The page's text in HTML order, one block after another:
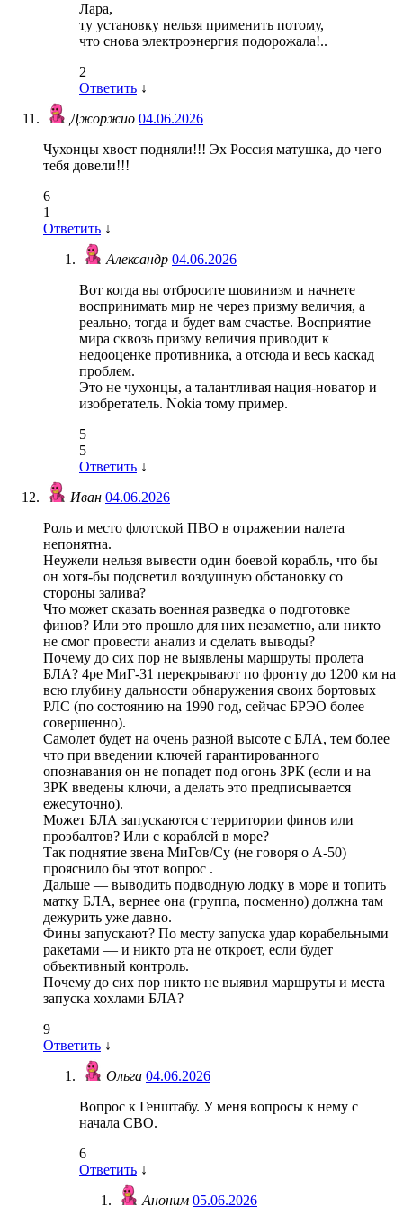
Лара,
ту установку нельзя применить потому,
что снова электроэнергия подорожала!..
2
Ответить ↓
Джоржио 04.06.2026
Чухонцы хвост подняли!!! Эх Россия матушка, до чего
тебя довели!!!
6
1
Ответить ↓
Александр 04.06.2026
Вот когда вы отбросите шовинизм и начнете
воспринимать мир не через призму величия, а
реально, тогда и будет вам счастье. Восприятие
мира сквозь призму величия приводит к
недооценке противника, а отсюда и весь каскад
проблем.
Это не чухонцы, а талантливая нация-новатор и
изобретатель. Nokia тому пример.
5
5
Ответить ↓
Иван 04.06.2026
Роль и место флотской ПВО в отражении налета
непонятна.
Неужели нельзя вывести один боевой корабль, что бы
он хотя-бы подсветил воздушную обстановку со
стороны залива?
Что может сказать военная разведка о подготовке
финов? Или это прошло для них незаметно, али никто
не смог провести анализ и сделать выводы?
Почему до сих пор не выявлены маршруты пролета
БЛА? 4ре МиГ-31 перекрывают по фронту до 1200 км на
всю глубину дальности обнаружения своих бортовых
РЛС (по состоянию на 1990 год, сейчас БРЭО более
совершенно).
Самолет будет на очень разной высоте с БЛА, тем более
что при введении ключей гарантированного
опознавания он не попадет под огонь ЗРК (если и на
ЗРК введены ключи, а делать это предписывается
ежесуточно).
Может БЛА запускаются с территории финов или
проэбалтов? Или с кораблей в море?
Так поднятие звена МиГов/Су (не говоря о А-50)
прояснило бы этот вопрос .
Дальше — выводить подводную лодку в море и топить
матку БЛА, вернее она (группа, посменно) должна там
дежурить уже давно.
Фины запускают? По месту запуска удар корабельными
ракетами — и никто рта не откроет, если будет
объективный контроль.
Почему до сих пор никто не выявил маршруты и места
запуска хохлами БЛА?
9
Ответить ↓
Ольга 04.06.2026
Вопрос к Генштабу. У меня вопросы к нему с
начала СВО.
6
Ответить ↓
Аноним 05.06.2026